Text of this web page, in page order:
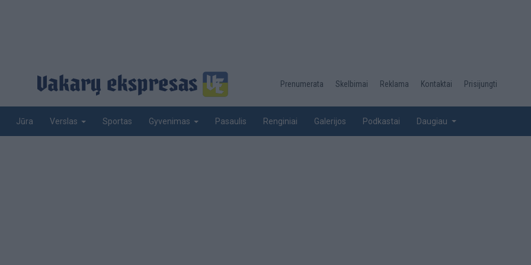
Desktop
top
Prenumerata Skelbimai Reklama Kontaktai Prisijungti
Jūra Verslas Sportas Gyvenimas Pasaulis Renginiai Galerijos Podkastai Daugiau